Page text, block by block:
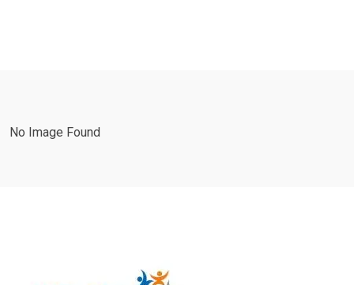
No Image Found